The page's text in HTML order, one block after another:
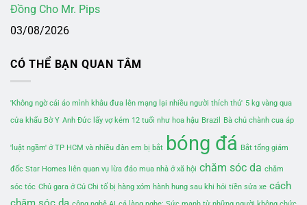
Đồng Cho Mr. Pips
03/08/2026
CÓ THỂ BẠN QUAN TÂM
'Không ngờ cái áo mình khâu đưa lên mạng lại nhiều người thích thú' 5 kg vàng qua
cửa khẩu Bờ Y Anh Đức lấy vợ kém 12 tuổi như hoa hậu Brazil Bà chủ chành cua áp
'luật ngầm' ở TP HCM và nhiều đàn em bị bắt bóng đá Bắt tổng giám
đốc Star Homes liên quan vụ lừa đảo mua nhà ở xã hội chăm sóc da chăm
sóc tóc Chủ gara ở Củ Chi tố bị hàng xóm hành hung sau khi hỏi tiền sửa xe cách